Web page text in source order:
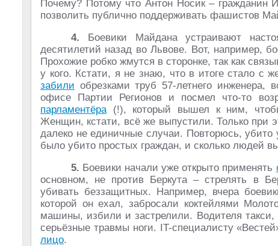
Почему? Потому что Антон Носик – гражданин
позволить публично поддерживать фашистов
4. Боевики Майдана устраивают
десятилетий назад во Львове. Вот, например,
Прохожие робко жмутся в сторонке, так как
у кого. Кстати, я не знаю, что в итоге стало с
забили обрезками труб 57-летнего инженера,
офисе Партии Регионов и посмел что-то
парламентёра(!), который вышел к ним, чтобы
Женщин, кстати, всё же выпустили. Только при
далеко не единичные случаи. Повторюсь, убито
было убито простых граждан, и сколько людей
5. Боевики начали уже открыто применять
основном, не против Беркута – стрелять в
убивать беззащитных. Например, вчера
которой он ехал, забросали коктейлями
машины, избили и застрелили. Водителя
серьёзные травмы ноги. IT-специалисту
лицо.